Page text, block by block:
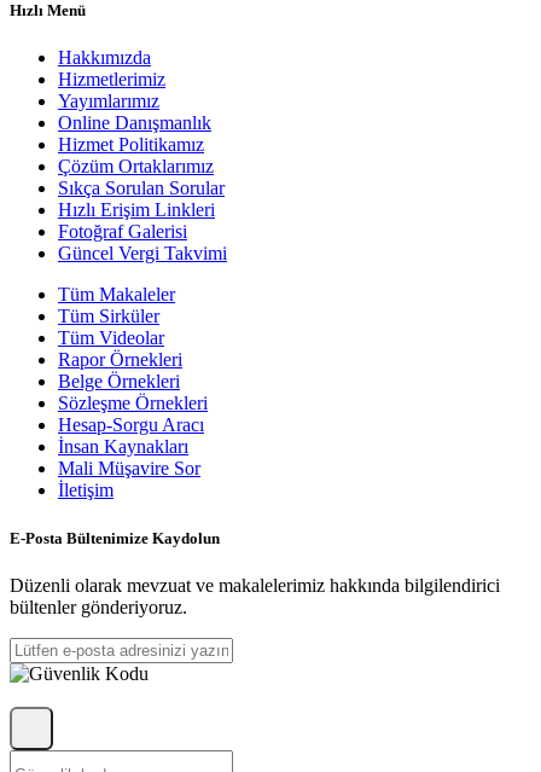
Hızlı Menü
Hakkımızda
Hizmetlerimiz
Yayımlarımız
Online Danışmanlık
Hizmet Politikamız
Çözüm Ortaklarımız
Sıkça Sorulan Sorular
Hızlı Erişim Linkleri
Fotoğraf Galerisi
Güncel Vergi Takvimi
Tüm Makaleler
Tüm Sirküler
Tüm Videolar
Rapor Örnekleri
Belge Örnekleri
Sözleşme Örnekleri
Hesap-Sorgu Aracı
İnsan Kaynakları
Mali Müşavire Sor
İletişim
E-Posta Bültenimize Kaydolun
Düzenli olarak mevzuat ve makalelerimiz hakkında bilgilendirici
bültenler gönderiyoruz.